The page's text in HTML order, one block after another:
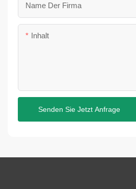
Name Der Firma
Inhalt
Senden Sie Jetzt Anfrage